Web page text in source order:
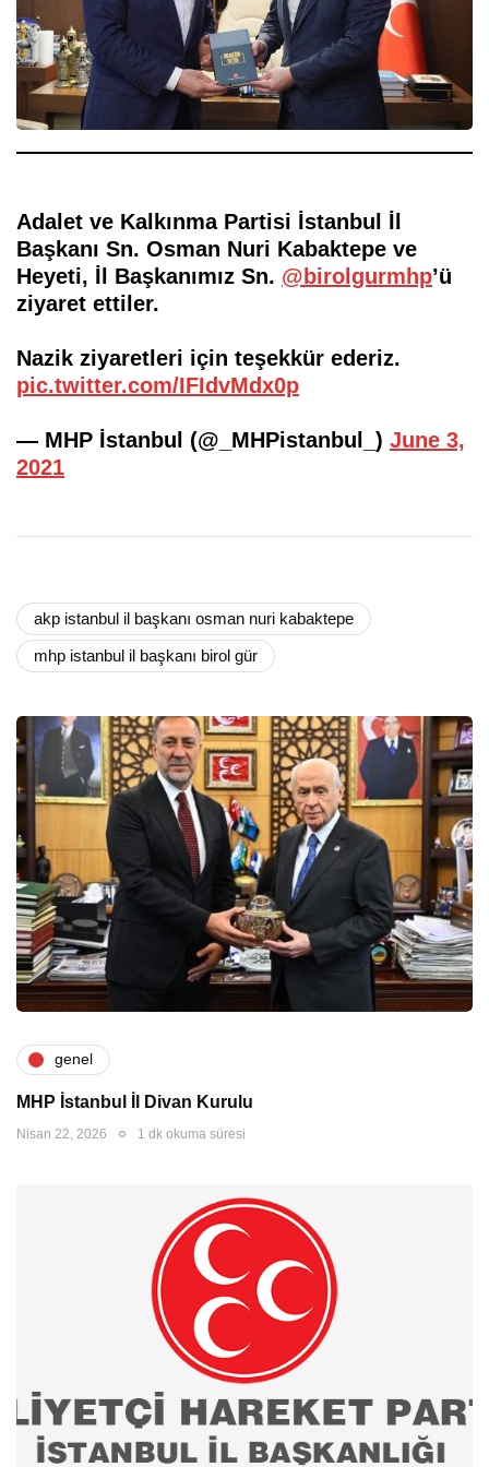
Adalet ve Kalkınma Partisi İstanbul İl
Başkanı Sn. Osman Nuri Kabaktepe ve
Heyeti, İl Başkanımız Sn. @birolgurmhp’ü
ziyaret ettiler.
Nazik ziyaretleri için teşekkür ederiz.
pic.twitter.com/IFIdvMdx0p
— MHP İstanbul (@_MHPistanbul_) June 3,
2021
akp istanbul il başkanı osman nuri kabaktepe
mhp istanbul il başkanı birol gür
genel
MHP İstanbul İl Divan Kurulu
Nisan 22, 2026 1 dk okuma süresi